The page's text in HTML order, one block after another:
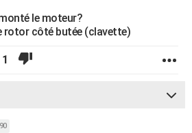
le moteur?
rotor côté butée (clavette)
1